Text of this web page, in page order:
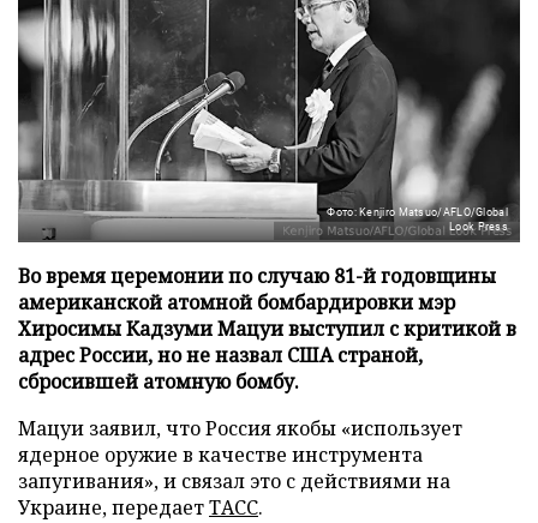
Фото: Kenjiro Matsuo/AFLO/Global
Look Press
Во время церемонии по случаю 81-й годовщины
американской атомной бомбардировки мэр
Хиросимы Кадзуми Мацуи выступил с критикой в
адрес России, но не назвал США страной,
сбросившей атомную бомбу.
Мацуи заявил, что Россия якобы «использует
ядерное оружие в качестве инструмента
запугивания», и связал это с действиями на
Украине, передаетТАСС.